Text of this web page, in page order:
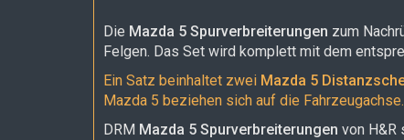
Die Mazda 5 Spurverbreiterungen zum
Felgen. Das Set wird komplett mit dem
Ein Satz beinhaltet zwei Mazda 5
Mazda 5 beziehen sich auf die Fahrzeugachse.
DRM Mazda 5 Spurverbreiterungen von H&R